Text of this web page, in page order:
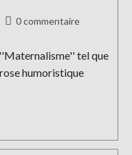
Commentaires
publication :
0 commentaire
tel que
humoristique